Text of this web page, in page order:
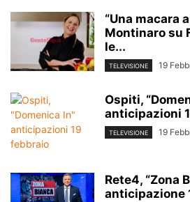
“Una macara
Montinaro su
le...
TELEVISIONE 19
Ospiti,
anticipazioni
TELEVISIONE 19
Rete4, “Zona
anticipazione